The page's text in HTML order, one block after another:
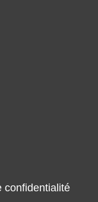
confidentialité